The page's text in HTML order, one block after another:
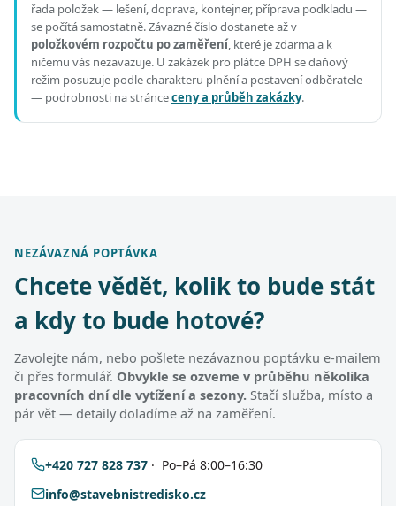
řada položek — lešení, doprava, kontejner, příprava podkladu —
se počítá samostatně. Závazné číslo dostanete až v
položkovém rozpočtu po zaměření, které je zdarma a k
ničemu vás nezavazuje. U zakázek pro plátce DPH se daňový
režim posuzuje podle charakteru plnění a postavení odběratele
— podrobnosti na stránceceny a průběh zakázky.
NEZÁVAZNÁ POPTÁVKA
Chcete vědět, kolik to bude stát
a kdy to bude hotové?
Zavolejte nám, nebo pošlete nezávaznou poptávku e-mailem
či přes formulář. Obvykle se ozveme v průběhu několika
pracovních dní dle vytížení a sezony. Stačí služba, místo a
pár vět — detaily doladíme až na zaměření.
+420 727 828 737 · Po–Pá 8:00–16:30
info@stavebnistredisko.cz